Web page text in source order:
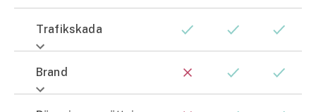
Trafikskada
Brand